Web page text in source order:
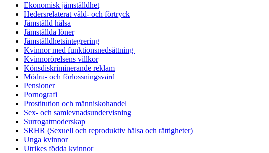
Ekonomisk jämställdhet
Hedersrelaterat våld- och förtryck
Jämställd hälsa
Jämställda löner
Jämställdhetsintegrering
Kvinnor med funktionsnedsättning
Kvinnorörelsens villkor
Könsdiskriminerande reklam
Mödra- och förlossningsvård
Pensioner
Pornografi
Prostitution och människohandel
Sex- och samlevnadsundervisning
Surrogatmoderskap
SRHR (Sexuell och reproduktiv hälsa och rättigheter)
Unga kvinnor
Utrikes födda kvinnor